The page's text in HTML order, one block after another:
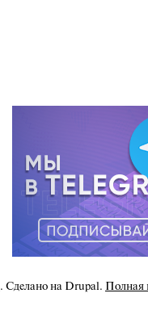
. Сделано на Drupal. Полная